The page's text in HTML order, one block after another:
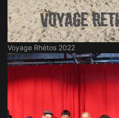
Voyage Rhétos 2022